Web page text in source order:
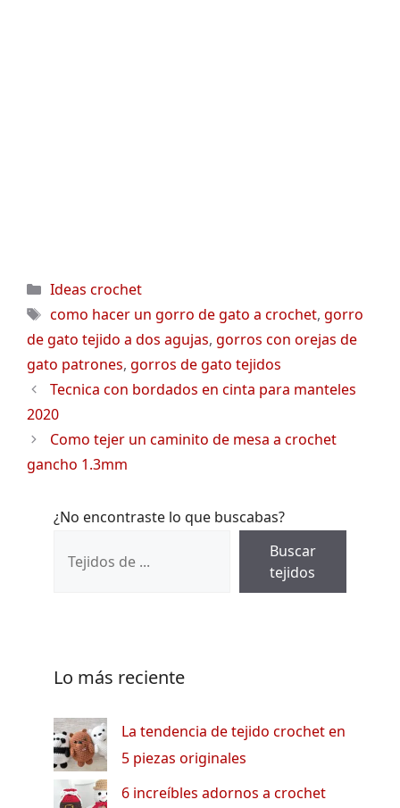
Categorías
Ideas crochet
Etiquetas
como hacer un gorro de gato a crochet, gorro
de gato tejido a dos agujas, gorros con orejas de
gato patrones, gorros de gato tejidos
Tecnica con bordados en cinta para manteles
2020
Como tejer un caminito de mesa a crochet
gancho 1.3mm
¿No encontraste lo que buscabas?
Buscar
tejidos
Lo más reciente
La tendencia de tejido crochet en
5 piezas originales
6 increíbles adornos a crochet